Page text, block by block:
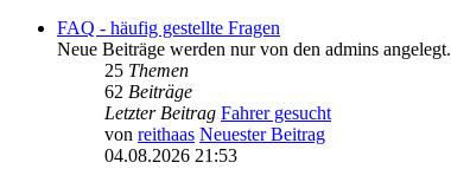
FAQ - häufig gestellte Fragen
Neue Beiträge werden nur von den admins angelegt.
25 Themen
62 Beiträge
Letzter Beitrag Fahrer gesucht
von reithaas Neuester Beitrag
04.08.2026 21:53